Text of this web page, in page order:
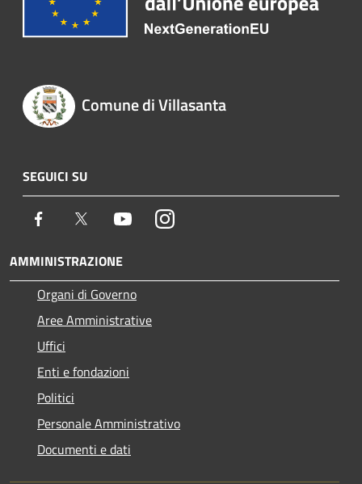
Comune di Villasanta
SEGUICI SU
Facebook Twitter YoutubeInstagram
AMMINISTRAZIONE
Organi di Governo
Aree Amministrative
Uffici
Enti e fondazioni
Politici
Personale Amministrativo
Documenti e dati